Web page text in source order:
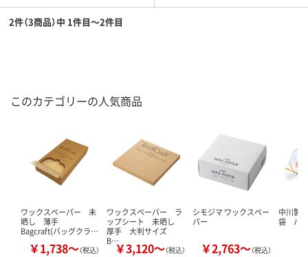
2件（3商品）中 1件目～2件目
このカテゴリーの人気商品
ワックスペーパー 未
晒し 薄手
Bagcraft(バッグクラ…
￥1,738～（税込）
ワックスペーパー ラ
ップシート 未晒し
厚手 大判サイズ
B…￥3,120～（税込）
シモジマ ワックスペー
パー
￥2,763～（税込）
中川製
袋 パ